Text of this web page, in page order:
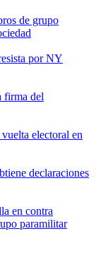
de grupo
por NY
firma del
electoral en
declaraciones
en contra
paramilitar